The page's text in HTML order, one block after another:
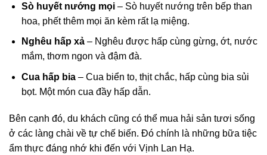
Sò huyết nướng mọi– Sò huyết nướng trên bếp than
hoa, phết thêm mọi ăn kèm rất lạ miệng.
Nghêu hấp xả– Nghêu được hấp cùng gừng, ớt, nước
mắm, thơm ngon và đậm đà.
Cua hấp bia– Cua biển to, thịt chắc, hấp cùng bia sủi
bọt. Một món cua đầy hấp dẫn.
Bên cạnh đó, du khách cũng có thể mua hải sản tươi sống
ở các làng chài về tự chế biến. Đó chính là những bữa tiệc
ẩm thực đáng nhớ khi đến với Vịnh Lan Hạ.